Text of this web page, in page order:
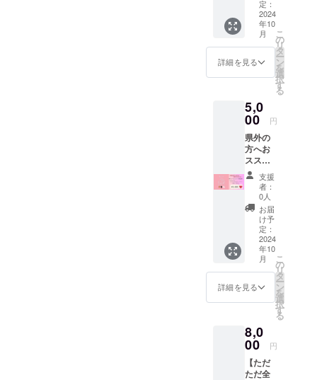
ルの収
穫
10:45
アイの
移動
11:00
12:00
解散 開
催場
所：
AWA-
house
の畑 住
所：沖
縄県南
城市玉
城字船
越1010
電話番
号：
4999-
1060 ※
袋持参
でお願
いしま
す。 ※
雨天・
オリジ
ナルロ
ゴ入り
Ｔシャ
ツ 1枚
・ドリ
ンク引
換券 1
効期
限：
2025/10
/31） ＜
ロゴＴ
シャツ
詳細＞
■カラー
（子
供用）
ナチュ
ラル・
ピン
ク・ア
プリ
コッ
ト・ラ
アイエ
ロー
（大人
用）ホ
ワイ
定：
2024
年10
月
詳細を見る
こ
の
リ
タ
ー
ン
を
選
択
す
る
5,0
00 円
県外の
方へお
スス
メ！沖
縄旅行
の思い
出に♪
【ワー
ショッ
プ参加
券 －C
コー
スー】
▼リ
ターン
レジン
アクセ
サリー
づくり
（貝が
支援
者：
0人
お届
け予
定：
2024
年10
月
詳細を見る
こ
の
リ
タ
ー
ン
を
選
択
す
る
8,0
00 円
【ただ
ただ全